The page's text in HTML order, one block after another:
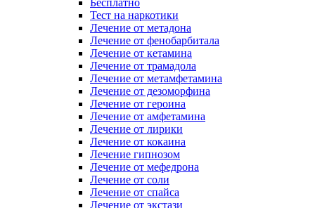
Бесплатно
Тест на наркотики
Лечение от метадона
Лечение от фенобарбитала
Лечение от кетамина
Лечение от трамадола
Лечение от метамфетамина
Лечение от дезоморфина
Лечение от героина
Лечение от амфетамина
Лечение от лирики
Лечение от кокаина
Лечение гипнозом
Лечение от мефедрона
Лечение от соли
Лечение от спайса
Лечение от экстази